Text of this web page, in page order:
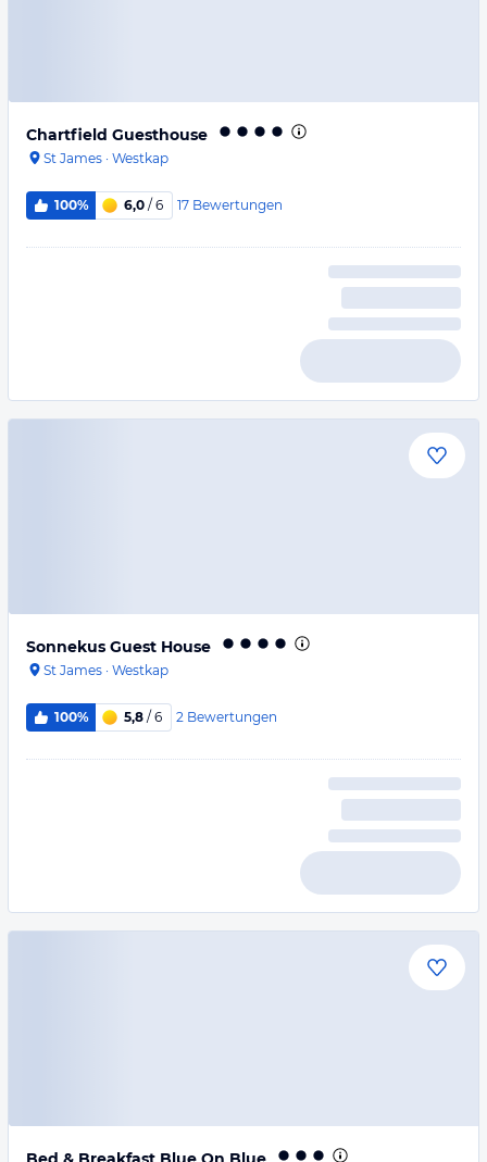
Chartfield Guesthouse
St James · Westkap
100% 6,0 / 6 17 Bewertungen
Sonnekus Guest House
St James · Westkap
100% 5,8 / 6 2 Bewertungen